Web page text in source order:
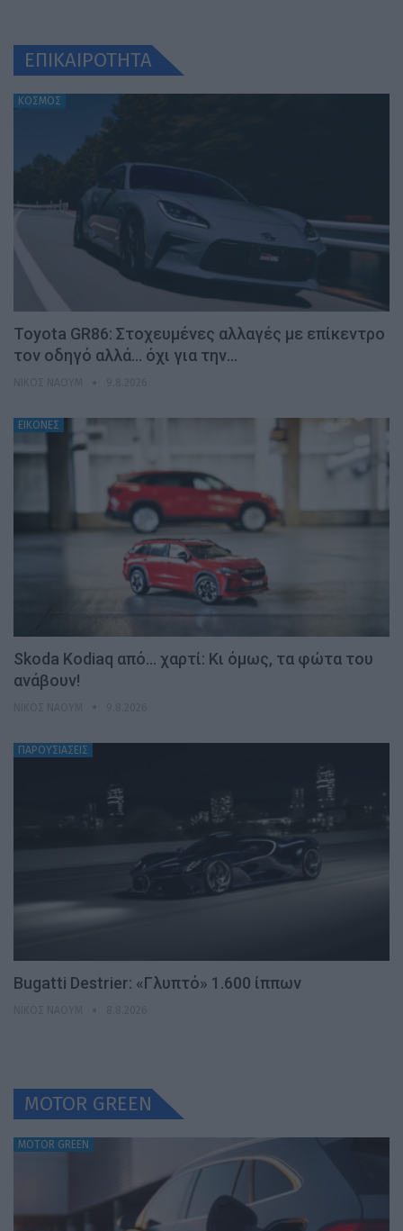
ΕΠΙΚΑΙΡΟΤΗΤΑ
ΚΟΣΜΟΣ
Toyota GR86: Στοχευμένες αλλαγές με επίκεντρο
τον οδηγό αλλά… όχι για την…
ΕΙΚΟΝΕΣ
Skoda Kodiaq από… χαρτί: Κι όμως, τα φώτα του
ανάβουν!
ΠΑΡΟΥΣΙΑΣΕΙΣ
Bugatti Destrier: «Γλυπτό» 1.600 ίππων
MOTOR GREEN
MOTOR GREEN